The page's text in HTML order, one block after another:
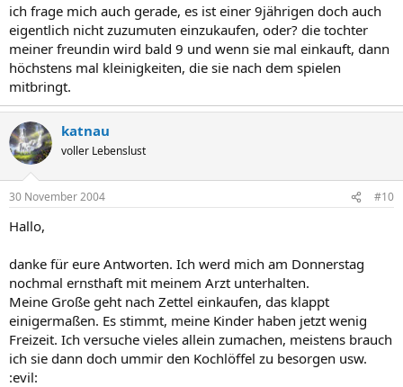
ich frage mich auch gerade, es ist einer 9jährigen doch auch
eigentlich nicht zuzumuten einzukaufen, oder? die tochter
meiner freundin wird bald 9 und wenn sie mal einkauft, dann
höchstens mal kleinigkeiten, die sie nach dem spielen
mitbringt.
katnau
voller Lebenslust
30 November 2004 #10
Hallo,
danke für eure Antworten. Ich werd mich am Donnerstag
nochmal ernsthaft mit meinem Arzt unterhalten.
Meine Große geht nach Zettel einkaufen, das klappt
einigermaßen. Es stimmt, meine Kinder haben jetzt wenig
Freizeit. Ich versuche vieles allein zumachen, meistens brauch
ich sie dann doch ummir den Kochlöffel zu besorgen usw.
:evil: